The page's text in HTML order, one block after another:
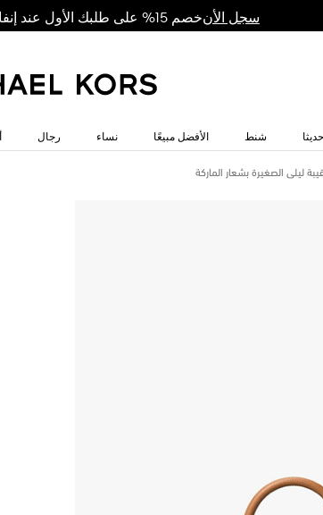
سجل الأنخصم 15% على طلبك الأول عند إنفاق 950 ريال سعودي: MKFIRST
شنط الأفضل مبيعًا نساء رجال
ليلى الصغيرة بشعار الماركة